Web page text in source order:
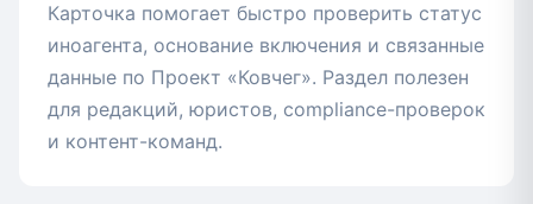
Карточка помогает быстро проверить статус
иноагента, основание включения и связанные
данные по Проект «Ковчег». Раздел полезен
для редакций, юристов, compliance-проверок
и контент-команд.